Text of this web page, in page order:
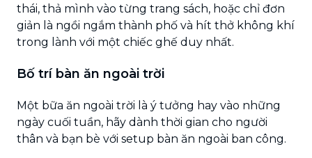
thái, thả mình vào từng trang sách, hoặc chỉ đơn
giản là ngồi ngắm thành phố và hít thở không khí
trong lành với một chiếc ghế duy nhất.
Bố trí bàn ăn ngoài trời
Một bữa ăn ngoài trời là ý tưởng hay vào những
ngày cuối tuần, hãy dành thời gian cho người
thân và bạn bè với setup bàn ăn ngoài ban công.